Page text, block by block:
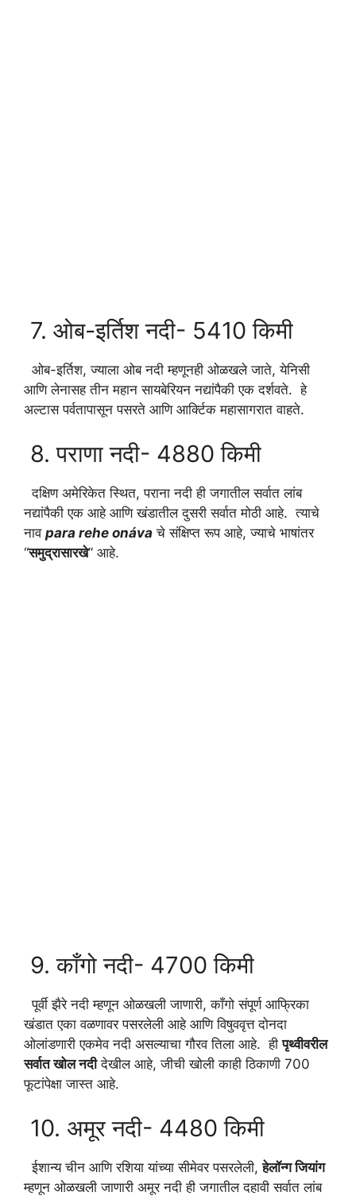
7. ओब-इर्तिश नदी- 5410 किमी
ओब-इर्तिश, ज्याला ओब नदी म्हणूनही ओळखले जाते, येनिसी
आणि लेनासह तीन महान सायबेरियन नद्यांपैकी एक दर्शवते. हे
अल्टास पर्वतापासून पसरते आणि आर्क्टिक महासागरात वाहते.
8. पराणा नदी- 4880 किमी
दक्षिण अमेरिकेत स्थित, पराना नदी ही जगातील सर्वात लांब
नद्यांपैकी एक आहे आणि खंडातील दुसरी सर्वात मोठी आहे. त्याचे
नाव para rehe onáva चे संक्षिप्त रूप आहे, ज्याचे भाषांतर
“समुद्रासारखे” आहे.
9. काँगो नदी- 4700 किमी
पूर्वी झैरे नदी म्हणून ओळखली जाणारी, काँगो संपूर्ण आफ्रिका
खंडात एका वळणावर पसरलेली आहे आणि विषुववृत्त दोनदा
ओलांडणारी एकमेव नदी असल्याचा गौरव तिला आहे. हीपृथ्वीवरील
सर्वात खोल नदीदेखील आहे, जीची खोली काही ठिकाणी 700
फूटांपेक्षा जास्त आहे.
10. अमूर नदी- 4480 किमी
ईशान्य चीन आणि रशिया यांच्या सीमेवर पसरलेली,हेलॉन्ग जियांग
म्हणून ओळखली जाणारी अमूर नदी ही जगातील दहावी सर्वात लांब